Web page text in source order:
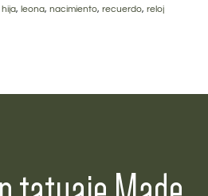
hija, leona, nacimiento, recuerdo, reloj